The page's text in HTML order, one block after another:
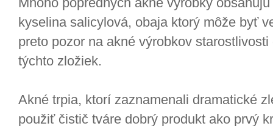
kyselina salicylová, obaja ktorý môže byť
preto pozor na akné výrobkov
týchto zložiek.
Akné trpia, ktorí zaznamenali dramatické
použiť čistič tváre dobrý produkt ako prvý